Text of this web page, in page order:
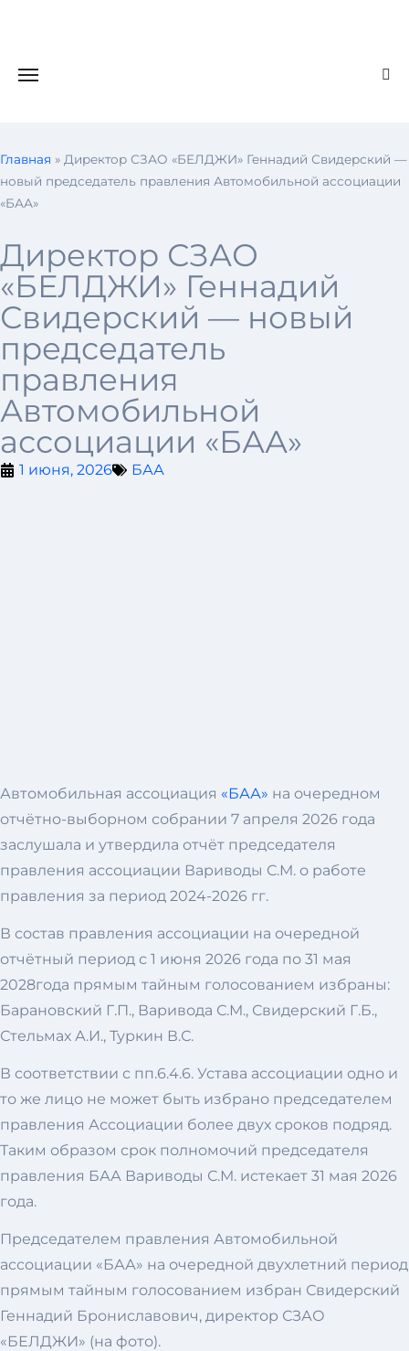
Главная » Директор СЗАО «БЕЛДЖИ» Геннадий Свидерский —
новый председатель правления Автомобильной ассоциации
«БАА»
Директор СЗАО
«БЕЛДЖИ» Геннадий
Свидерский — новый
председатель
правления
Автомобильной
ассоциации «БАА»
1 июня, 2026 БАА
Автомобильная ассоциация «БАА» на очередном
отчётно-выборном собрании 7 апреля 2026 года
заслушала и утвердила отчёт председателя
правления ассоциации Вариводы С.М. о работе
правления за период 2024-2026 гг.
В состав правления ассоциации на очередной
отчётный период с 1 июня 2026 года по 31 мая
2028года прямым тайным голосованием избраны:
Барановский Г.П., Варивода С.М., Свидерский Г.Б.,
Стельмах А.И., Туркин В.С.
В соответствии с пп.6.4.6. Устава ассоциации одно и
то же лицо не может быть избрано председателем
правления Ассоциации более двух сроков подряд.
Таким образом срок полномочий председателя
правления БАА Вариводы С.М. истекает 31 мая 2026
года.
Председателем правления Автомобильной
ассоциации «БАА» на очередной двухлетний период
прямым тайным голосованием избран Свидерский
Геннадий Брониславович, директор СЗАО
«БЕЛДЖИ» (на фото).